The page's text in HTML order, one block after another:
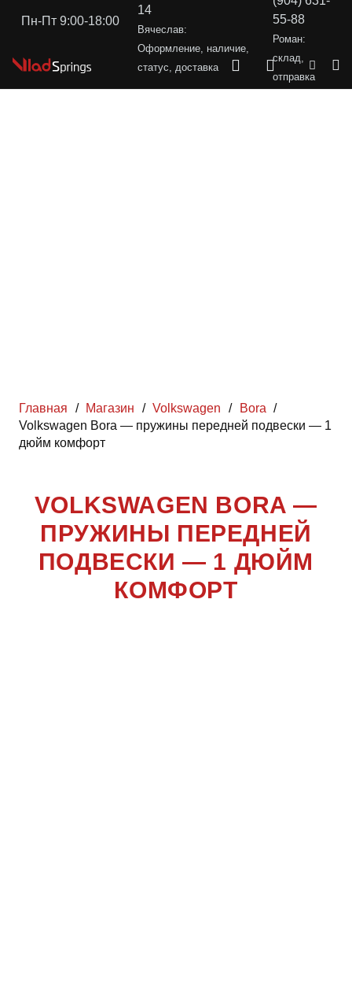
Пн-Пт 9:00-18:00
14
Вячеслав:
Оформление, наличие,
статус, доставка
55-88
Роман:
склад,
отправка
Главная / Магазин / Volkswagen / Bora /
Volkswagen Bora — пружины передней подвески — 1
дюйм комфорт
VOLKSWAGEN BORA —
ПРУЖИНЫ ПЕРЕДНЕЙ
ПОДВЕСКИ — 1 ДЮЙМ
КОМФОРТ